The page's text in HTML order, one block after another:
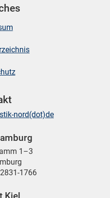
nord(dot)de
1–3
1766